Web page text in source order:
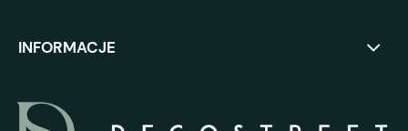
INFORMACJE